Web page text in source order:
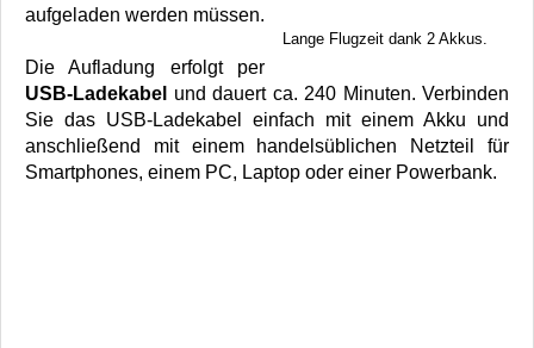
Lange Flugzeit dank 2 Akkus.
aufgeladen werden müssen.
Die Aufladung erfolgt per
USB-Ladekabel
und dauert ca. 240 Minuten. Verbinden
Sie das USB-Ladekabel einfach mit einem Akku und
anschließend mit einem handelsüblichen Netzteil für
Smartphones, einem PC, Laptop oder einer Powerbank.